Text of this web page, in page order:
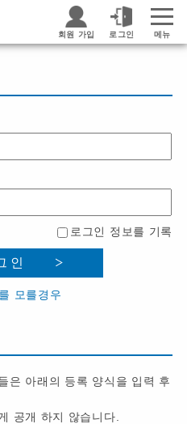
회원 가입 로그인 메뉴
로그인 정보를 기록
인
모를경우
은 아래의 등록 양식을 입력 후
공개 하지 않습니다.